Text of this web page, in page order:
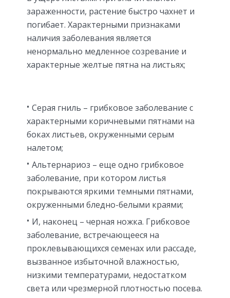
зараженности, растение быстро чахнет и
погибает. Характерными признаками
наличия заболевания является
ненормально медленное созревание и
характерные желтые пятна на листьях;
Серая гниль – грибковое заболевание с
характерными коричневыми пятнами на
боках листьев, окруженными серым
налетом;
Альтернариоз – еще одно грибковое
заболевание, при котором листья
покрываются яркими темными пятнами,
окруженными бледно-белыми краями;
И, наконец – черная ножка. Грибковое
заболевание, встречающееся на
проклевывающихся семенах или рассаде,
вызванное избыточной влажностью,
низкими температурами, недостатком
света или чрезмерной плотностью посева.